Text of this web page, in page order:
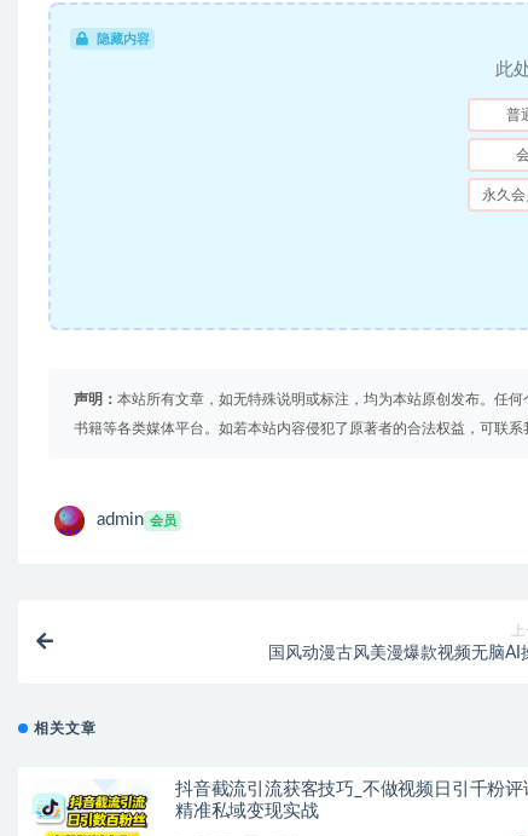
隐藏内容
此
普
永久会
声明： 本站所有文章，如无特殊说明或标注，均为本站原创发布。任
书籍等各类媒体平台。如若本站内容侵犯了原著者的合法权益，可联系
admin 会员
国风动漫古风美漫爆款视频无脑AI
相关文章
抖音截流引流获客技巧_不做视频日引千粉评
精准私域变现实战